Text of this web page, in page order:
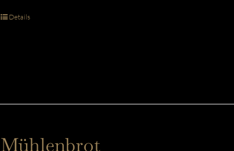
Details
Mühlenbrot